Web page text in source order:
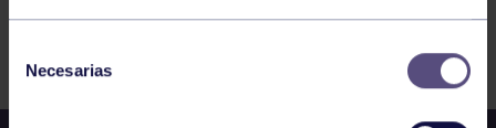
Necesarias